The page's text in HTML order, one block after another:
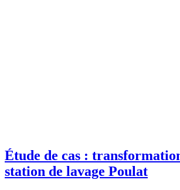
Étude de cas :
station de lavage Poulat